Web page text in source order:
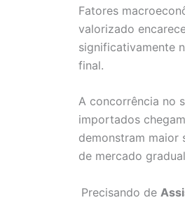
Fatores
valorizado
significativamente
final.
A concorrência no
importados
demonstram maior
de mercado
Precisando de